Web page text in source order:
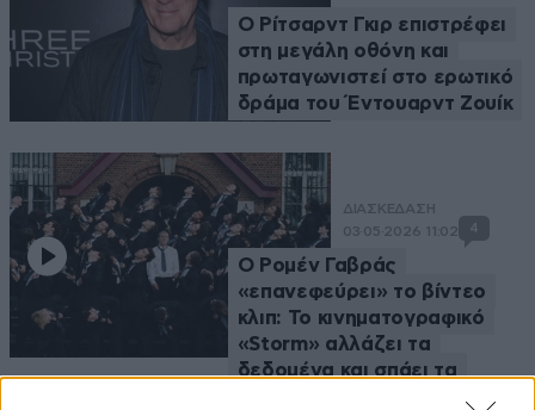
Ο Ρίτσαρντ Γκιρ επιστρέφει
στη μεγάλη οθόνη και
πρωταγωνιστεί στο ερωτικό
δράμα του Έντουαρντ Ζουίκ
ΔΙΑΣΚΕΔΑΣΗ
03·05·2026 11:02
4
Ο Ρομέν Γαβράς
«επανεφεύρει» το βίντεο
κλιπ: Το κινηματογραφικό
«Storm» αλλάζει τα
δεδομένα και σπάει τα